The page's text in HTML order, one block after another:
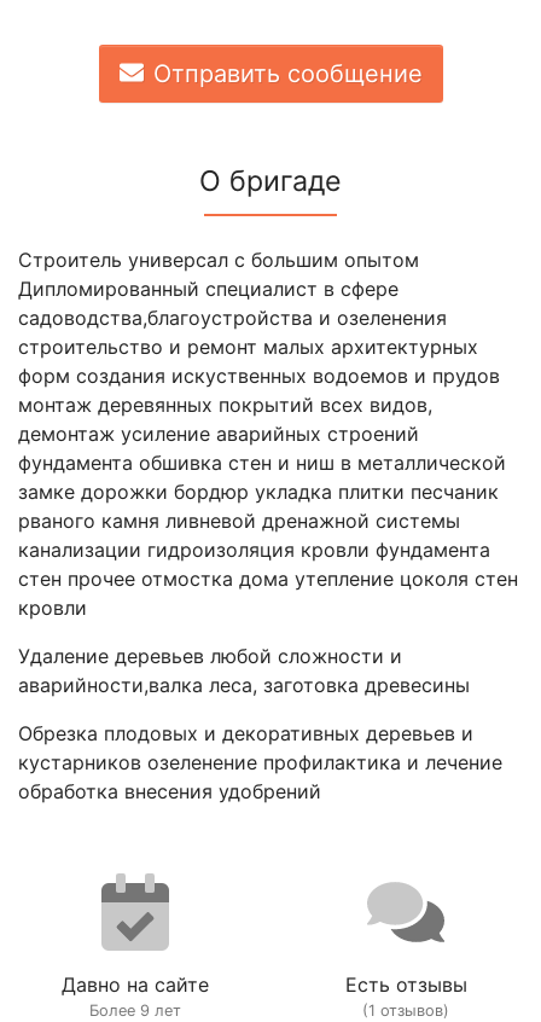
Отправить сообщение
О бригаде
Строитель универсал с большим опытом
Дипломированный специалист в сфере
садоводства,благоустройства и озеленения
строительство и ремонт малых архитектурных
форм создания искуственных водоемов и прудов
монтаж деревянных покрытий всех видов,
демонтаж усиление аварийных строений
фундамента обшивка стен и ниш в металлической
замке дорожки бордюр укладка плитки песчаник
рваного камня ливневой дренажной системы
канализации гидроизоляция кровли фундамента
стен прочее отмостка дома утепление цоколя стен
кровли
Удаление деревьев любой сложности и
аварийности,валка леса, заготовка древесины
Обрезка плодовых и декоративных деревьев и
кустарников озеленение профилактика и лечение
обработка внесения удобрений
Давно на сайте
Более 9 лет
Есть отзывы
(1 отзывов)